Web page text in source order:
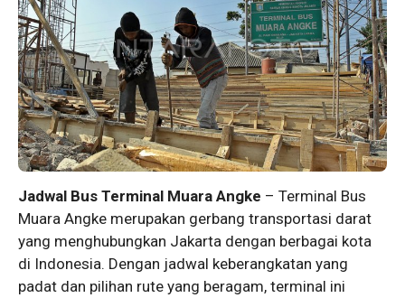
Jadwal Bus Terminal Muara Angke – Terminal Bus
Muara Angke merupakan gerbang transportasi darat
yang menghubungkan Jakarta dengan berbagai kota
di Indonesia. Dengan jadwal keberangkatan yang
padat dan pilihan rute yang beragam, terminal ini